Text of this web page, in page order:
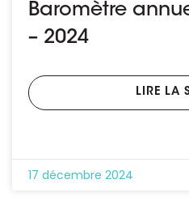
Baromètre
– 2024
LIRE LA
17 décembre 2024